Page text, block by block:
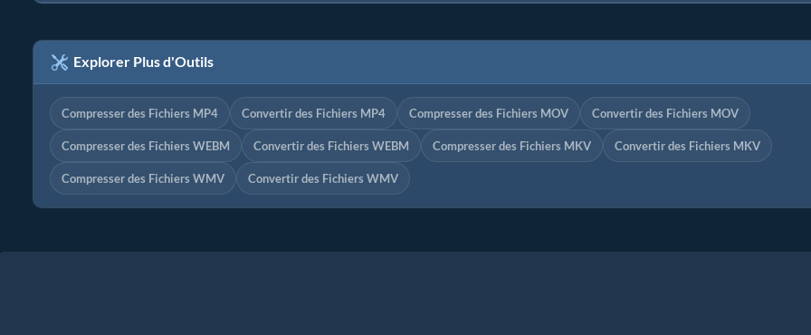
Explorer Plus d'Outils
Compresser des Fichiers MP4 Convertir des Fichiers MP4 Compresser des Fichiers MOV Convertir des Fichiers MOV
Compresser des Fichiers WEBM Convertir des Fichiers WEBM Compresser des Fichiers MKV Convertir des Fichiers MKV
Compresser des Fichiers WMV Convertir des Fichiers WMV